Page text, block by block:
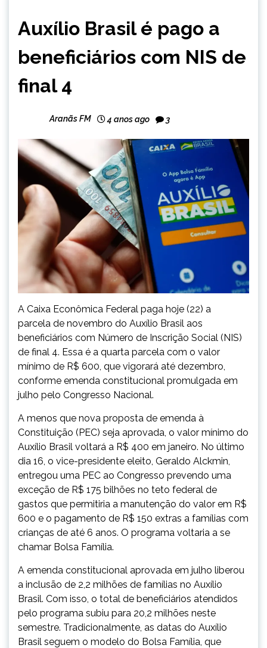
NOTÍCIAS
Auxílio Brasil é pago a
beneficiários com NIS de
final 4
Aranãs FM 4 anos ago 3
A Caixa Econômica Federal paga hoje (22) a
parcela de novembro do Auxílio Brasil aos
beneficiários com Número de Inscrição Social (NIS)
de final 4. Essa é a quarta parcela com o valor
mínimo de R$ 600, que vigorará até dezembro,
conforme emenda constitucional promulgada em
julho pelo Congresso Nacional.
A menos que nova proposta de emenda à
Constituição (PEC) seja aprovada, o valor mínimo do
Auxílio Brasil voltará a R$ 400 em janeiro. No último
dia 16, o vice-presidente eleito, Geraldo Alckmin,
entregou uma PEC ao Congresso prevendo uma
exceção de R$ 175 bilhões no teto federal de
gastos que permitiria a manutenção do valor em R$
600 e o pagamento de R$ 150 extras a famílias com
crianças de até 6 anos. O programa voltaria a se
chamar Bolsa Família.
A emenda constitucional aprovada em julho liberou
a inclusão de 2,2 milhões de famílias no Auxílio
Brasil. Com isso, o total de beneficiários atendidos
pelo programa subiu para 20,2 milhões neste
semestre. Tradicionalmente, as datas do Auxílio
Brasil seguem o modelo do Bolsa Família, que